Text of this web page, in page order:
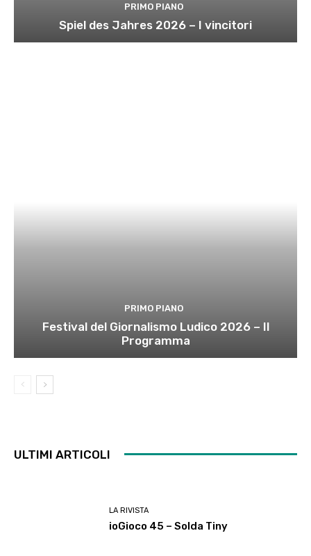
PRIMO PIANO
Spiel des Jahres 2026 – I vincitori
PRIMO PIANO
Festival del Giornalismo Ludico 2026 – Il
Programma
ULTIMI ARTICOLI
LA RIVISTA
ioGioco 45 – Solda Tiny